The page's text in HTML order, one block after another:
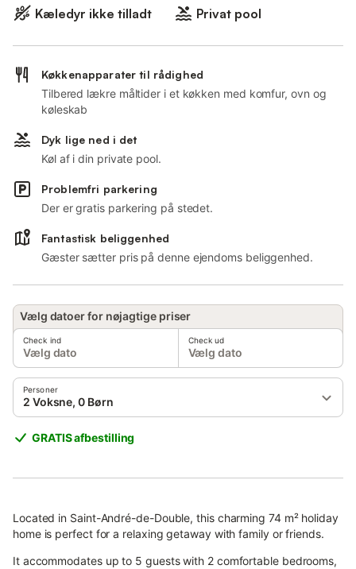
Kæledyr ikke tilladt
Privat pool
Køkkenapparater til rådighed
Tilbered lækre måltider i et køkken med komfur, ovn og
køleskab
Dyk lige ned i det
Køl af i din private pool.
Problemfri parkering
Der er gratis parkering på stedet.
Fantastisk beliggenhed
Gæster sætter pris på denne ejendoms beliggenhed.
Vælg datoer for nøjagtige priser
Check ind
Vælg dato
Check ud
Vælg dato
Personer
2 Voksne, 0 Børn
GRATIS afbestilling
Located in Saint-André-de-Double, this charming 74 m² holiday
home is perfect for a relaxing getaway with family or friends.
It accommodates up to 5 guests with 2 comfortable bedrooms,